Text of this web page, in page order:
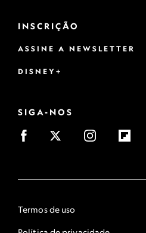
INSCRIÇÃO
ASSINE A NEWSLETTER
DISNEY+
SIGA-NOS
Termos de uso